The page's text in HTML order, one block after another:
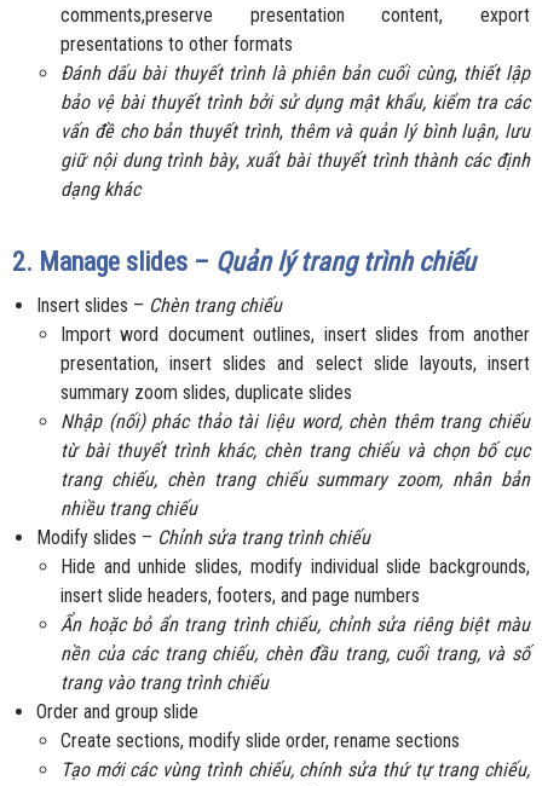
comments,preserve presentation content, export
presentations to other formats
Đánh dấu bài thuyết trình là phiên bản cuối cùng, thiết lập
bảo vệ bài thuyết trình bởi sử dụng mật khẩu, kiểm tra các
vấn đề cho bản thuyết trình, thêm và quản lý bình luận, lưu
giữ nội dung trình bày, xuất bài thuyết trình thành các định
dạng khác
2. Manage slides – Quản lý trang trình chiếu
Insert slides – Chèn trang chiếu
Import word document outlines, insert slides from another
presentation, insert slides and select slide layouts, insert
summary zoom slides, duplicate slides
Nhập (nối) phác thảo tài liệu word, chèn thêm trang chiếu
từ bài thuyết trình khác, chèn trang chiếu và chọn bố cục
trang chiếu, chèn trang chiếu summary zoom, nhân bản
nhiều trang chiếu
Modify slides – Chỉnh sửa trang trình chiếu
Hide and unhide slides, modify individual slide backgrounds,
insert slide headers, footers, and page numbers
Ẩn hoặc bỏ ẩn trang trình chiếu, chỉnh sửa riêng biệt màu
nền của các trang chiếu, chèn đầu trang, cuối trang, và số
trang vào trang trình chiếu
Order and group slide
Create sections, modify slide order, rename sections
Tạo mới các vùng trình chiếu, chính sửa thứ tự trang chiếu,